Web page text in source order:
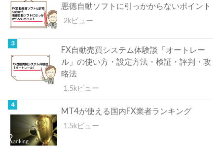
悪徳自動ソフトに引っかからないポイント
2kビュー
FX自動売買システム体験談「オートレー
ル」の使い方・設定方法・検証・評判・攻
略法
1.5kビュー
MT4が使える国内FX業者ランキング
1.5kビュー